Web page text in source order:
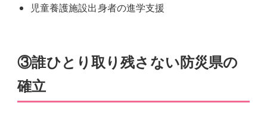
児童養護施設出身者の進学支援
③誰ひとり取り残さない防災県の
確立